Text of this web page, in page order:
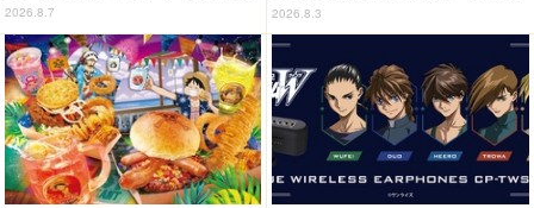
続ける姿を思わず眺めたくなっち
ゃう!?
2026.8.7
年記念でハンドバッグや財布など
全6種が登場
2026.8.3